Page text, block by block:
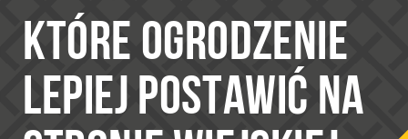
KTÓRE OGRODZENIE
LEPIEJ POSTAWIĆ NA